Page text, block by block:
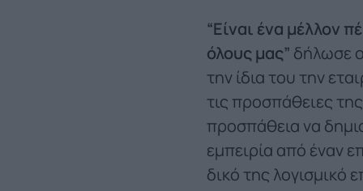
“Είναι ένα μέλλον
όλους μας” δήλωσε
την ίδια του την
τις προσπάθειες
προσπάθεια να
εμπειρία από έναν
δικό της λογισμικό